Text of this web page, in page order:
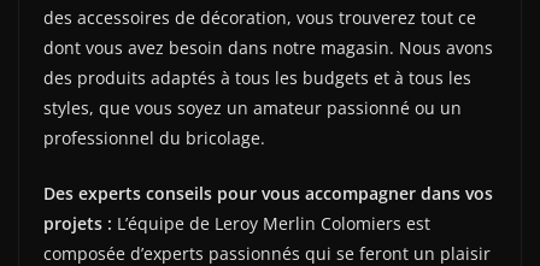
des accessoires de décoration, vous trouverez tout ce
dont vous avez besoin dans notre magasin. Nous avons
des produits adaptés à tous les budgets et à tous les
styles, que vous soyez un amateur passionné ou un
professionnel du bricolage.
Des experts conseils pour vous accompagner dans vos
projets : L’équipe de Leroy Merlin Colomiers est
composée d’experts passionnés qui se feront un plaisir